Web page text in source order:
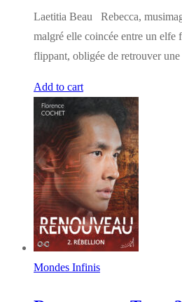
Laetitia Beau Rebecca,
malgré elle coincée entre un elfe
flippant, obligée de retrouver
Add to cart
Mondes Infinis